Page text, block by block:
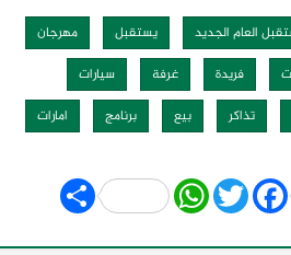
العام الجديد يستقبل
مهرجان
فريدة غرفة
سيارات
تذاكر بيع برنامج
امارات
Share WhatsApp